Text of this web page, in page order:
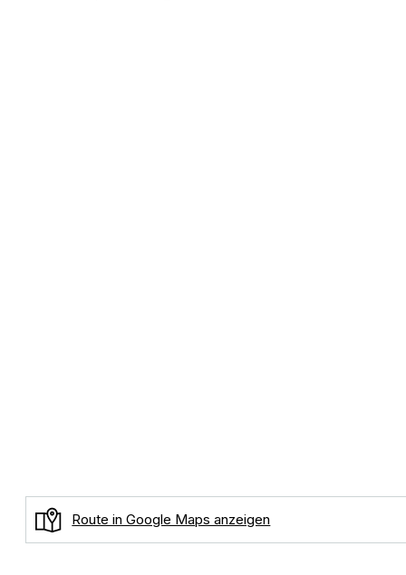
Route in Google Maps anzeigen